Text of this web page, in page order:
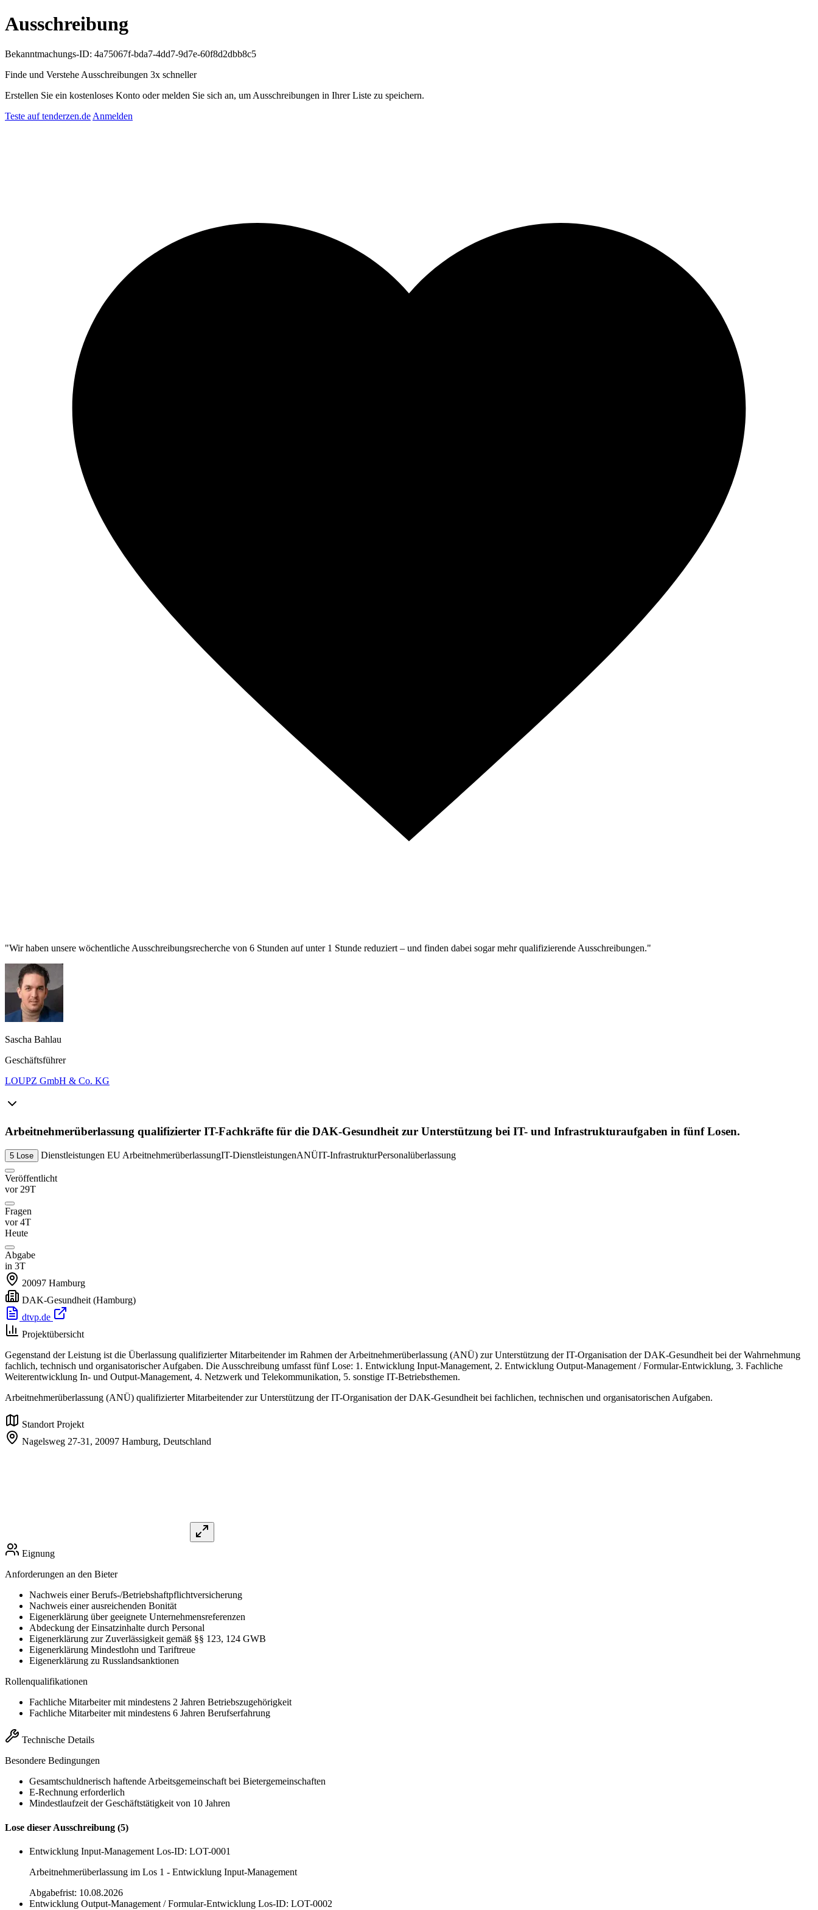
Ausschreibung
Bekanntmachungs-ID: 4a75067f-bda7-4dd7-9d7e-60f8d2dbb8c5
Finde und Verstehe Ausschreibungen 3x schneller
Erstellen Sie ein kostenloses Konto oder melden Sie sich an, um Ausschreibungen in Ihrer Liste zu speichern.
Teste auf tenderzen.de Anmelden
"Wir haben unsere wöchentliche Ausschreibungsrecherche von 6 Stunden auf unter 1 Stunde reduziert – und finden dabei sogar mehr qualifizierende Ausschreibungen."
Sascha Bahlau
Geschäftsführer
LOUPZ GmbH & Co. KG
Arbeitnehmerüberlassung qualifizierter IT-Fachkräfte für die DAK-Gesundheit zur Unterstützung bei IT- und Infrastrukturaufgaben in fünf Losen.
5 Lose Dienstleistungen EU ArbeitnehmerüberlassungIT-DienstleistungenANÜIT-InfrastrukturPersonalüberlassung
Veröffentlicht
vor 29T
Fragen
vor 4T
Heute
Abgabe
in 3T
20097 Hamburg
DAK-Gesundheit (Hamburg)
dtvp.de
Projektübersicht
Gegenstand der Leistung ist die Überlassung qualifizierter Mitarbeitender im Rahmen der Arbeitnehmerüberlassung (ANÜ) zur Unterstützung der IT-Organisation der DAK-Gesundheit bei der Wahrnehmung
fachlich, technisch und organisatorischer Aufgaben. Die Ausschreibung umfasst fünf Lose: 1. Entwicklung Input-Management, 2. Entwicklung Output-Management / Formular-Entwicklung, 3. Fachliche
Weiterentwicklung In- und Output-Management, 4. Netzwerk und Telekommunikation, 5. sonstige IT-Betriebsthemen.
Arbeitnehmerüberlassung (ANÜ) qualifizierter Mitarbeitender zur Unterstützung der IT-Organisation der DAK-Gesundheit bei fachlichen, technischen und organisatorischen Aufgaben.
Standort Projekt
Nagelsweg 27-31, 20097 Hamburg, Deutschland
Eignung
Anforderungen an den Bieter
Nachweis einer Berufs-/Betriebshaftpflichtversicherung
Nachweis einer ausreichenden Bonität
Eigenerklärung über geeignete Unternehmensreferenzen
Abdeckung der Einsatzinhalte durch Personal
Eigenerklärung zur Zuverlässigkeit gemäß §§ 123, 124 GWB
Eigenerklärung Mindestlohn und Tariftreue
Eigenerklärung zu Russlandsanktionen
Rollenqualifikationen
Fachliche Mitarbeiter mit mindestens 2 Jahren Betriebszugehörigkeit
Fachliche Mitarbeiter mit mindestens 6 Jahren Berufserfahrung
Technische Details
Besondere Bedingungen
Gesamtschuldnerisch haftende Arbeitsgemeinschaft bei Bietergemeinschaften
E-Rechnung erforderlich
Mindestlaufzeit der Geschäftstätigkeit von 10 Jahren
Lose dieser Ausschreibung (5)
Entwicklung Input-Management Los-ID: LOT-0001
Arbeitnehmerüberlassung im Los 1 - Entwicklung Input-Management
Abgabefrist: 10.08.2026
Entwicklung Output-Management / Formular-Entwicklung Los-ID: LOT-0002